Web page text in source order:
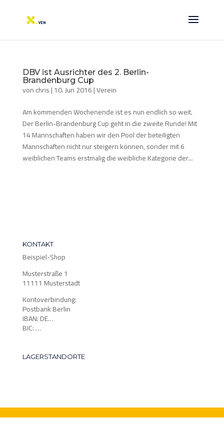
DBV ist Ausrichter des 2. Berlin-
Brandenburg Cup
vonchris|10. Jun 2016|Verein
Am kommenden Wochenende ist es nun endlich so weit.
Der Berlin-Brandenburg Cup geht in die zweite Runde! Mit
14 Mannschaften haben wir den Pool der beteiligten
Mannschaften nicht nur steigern können, sonder mit 6
weiblichen Teams erstmalig die weibliche Kategorie der...
KONTAKT
Beispiel-Shop
Musterstraße 1
11111 Musterstadt
Kontoverbindung:
Postbank Berlin
IBAN: DE…
BIC: …
LAGERSTANDORTE